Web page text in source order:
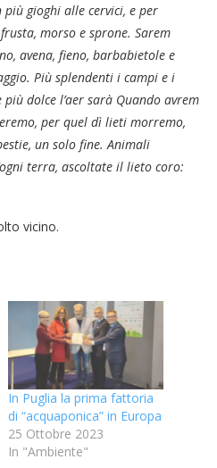
gioghi alle cervici, e per
morso e sprone. Sarem
avena, fieno, barbabietole e
Più splendenti i campi e i
dolce l’aer sarà Quando avrem
per quel dì lieti morremo,
un solo fine. Animali
terra, ascoltate il lieto coro:
vicino.
In Puglia la prima fattoria
di “acquaponica” in Europa
25 Ottobre 2023
In "Ambiente"